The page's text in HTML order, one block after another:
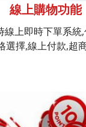
線上購物功能
線上即時下單系統
選擇,線上付款,超